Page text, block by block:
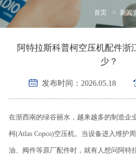
首页 新闻
阿特拉斯科普柯空压机配件浙
少？
发布时间：2026.05.18
在浙西南的绿谷丽水，越来越多的制造企
柯(Atlas Copco)空压机。当设备进入维护
油、阀件等原厂配件时，就有人想问阿特